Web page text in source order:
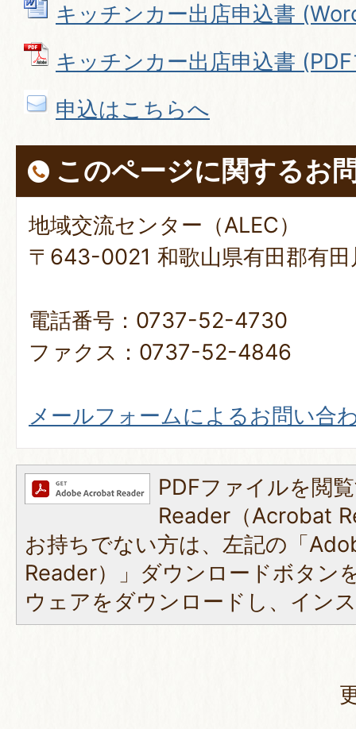
キッチンカー出店申込書
キッチンカー出店申込書
申込はこちらへ
このページに関するお
地域交流センター（ALEC）
〒643-0021 和歌山県有田郡有
電話番号：0737-52-4730
ファクス：0737-52-4846
メールフォームによるお問い合
PDFファイルを閲
Reader（Acrobat
お持ちでない方は、左記の「
Reader）」ダウンロードボタン
ウェアをダウンロードし、イン